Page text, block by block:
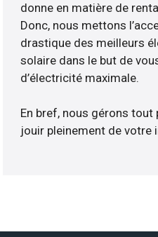
donne en matière de
Donc, nous mettons
drastique des meilleurs
solaire dans le but de
d’électricité maximale.
En bref, nous gérons tout
jouir pleinement de votre